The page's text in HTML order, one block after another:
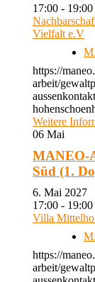
17:00 - 19:00
Vielfalt e.V
https://
arbeit/
Weitere
06 Mai
MANEO-
Süd (1.
6. Mai 2027
17:00 - 19:00
Villa
https://
arbeit/